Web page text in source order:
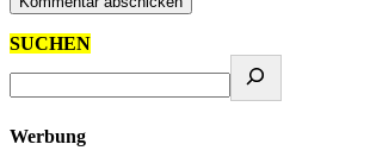
SUCHEN
Werbung